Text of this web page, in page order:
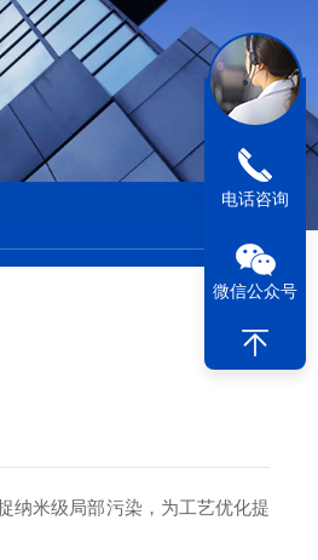
纳米级局部污染，为工艺优化提
电话咨询
微信公众号